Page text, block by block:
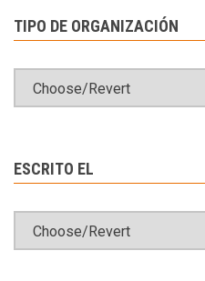
TIPO DE ORGANIZACIÓN
ESCRITO EL